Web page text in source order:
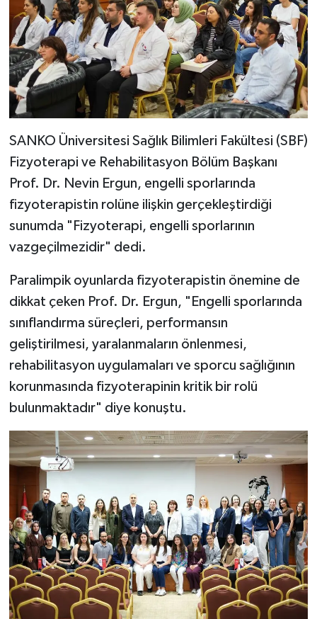
SANKO Üniversitesi Sağlık Bilimleri Fakültesi (SBF)
Fizyoterapi ve Rehabilitasyon Bölüm Başkanı
Prof. Dr. Nevin Ergun, engelli sporlarında
fizyoterapistin rolüne ilişkin gerçekleştirdiği
sunumda "Fizyoterapi, engelli sporlarının
vazgeçilmezidir" dedi.
Paralimpik oyunlarda fizyoterapistin önemine de
dikkat çeken Prof. Dr. Ergun, "Engelli sporlarında
sınıflandırma süreçleri, performansın
geliştirilmesi, yaralanmaların önlenmesi,
rehabilitasyon uygulamaları ve sporcu sağlığının
korunmasında fizyoterapinin kritik bir rolü
bulunmaktadır" diye konuştu.